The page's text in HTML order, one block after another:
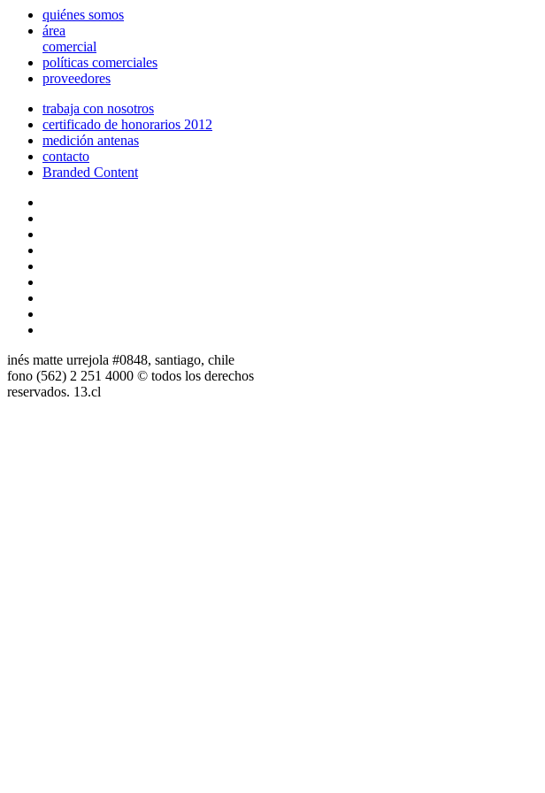
quiénes somos
área
comercial
políticas comerciales
proveedores
trabaja con nosotros
certificado de honorarios 2012
medición antenas
contacto
Branded Content
inés matte urrejola #0848, santiago, chile
fono (562) 2 251 4000 © todos los derechos
reservados. 13.cl